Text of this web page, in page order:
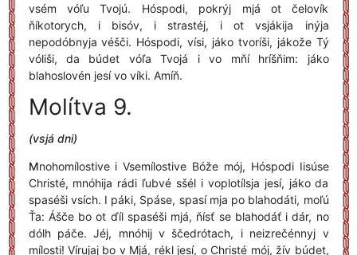
vsém vóľu Tvojú. Hóspodi, pokrýj mjá ot čelovík
ňíkotorych, i bisóv, i strastéj, i ot vsjákija inýja
nepodóbnyja véšči. Hóspodi, vísi, jáko tvoríši, jákože Tý
vóliši, da búdet vóľa Tvojá i vo mňí hríšňim: jáko
blahoslovén jesí vo víki. Amíň.
Molítva 9.
(vsjá dni)
Mnohomílostive i Vsemílostive Bóže mój, Hóspodi Iisúse
Christé, mnóhija rádi ľubvé sšél i voplotílsja jesí, jáko da
spaséši vsích. I páki, Spáse, spasí mja po blahodáti, moľú
Ťa: Ášče bo ot ďíl spaséši mjá, ňísť se blahodáť i dár, no
dólh páče. Jéj, mnóhij v ščedrótach, i neizrečénnyj v
mílosti! Vírujaj bo v Mjá, rékl jesí, o Christé mój, žív búdet,